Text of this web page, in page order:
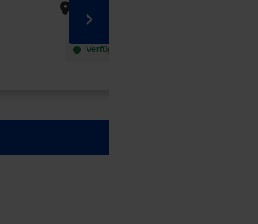
Karlsruhe
Verfügbar